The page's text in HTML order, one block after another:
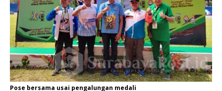
Pose bersama usai pengalungan medali